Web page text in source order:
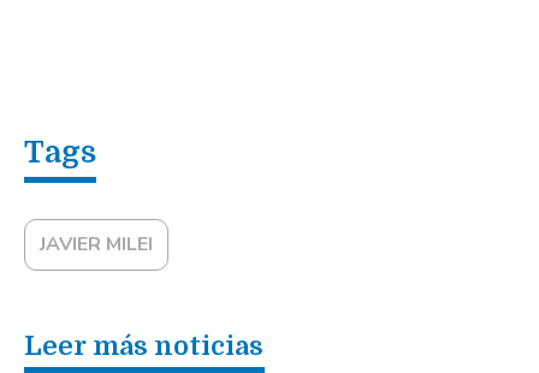
JAVIER MILEI
Leer más noticias